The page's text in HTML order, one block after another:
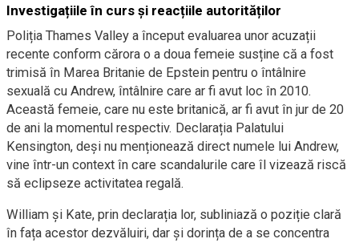
Investigațiile în curs și reacțiile autorităților
Poliția Thames Valley a început evaluarea unor acuzații
recente conform cărora o a doua femeie susține că a fost
trimisă în Marea Britanie de Epstein pentru o întâlnire
sexuală cu Andrew, întâlnire care ar fi avut loc în 2010.
Această femeie, care nu este britanică, ar fi avut în jur de 20
de ani la momentul respectiv. Declarația Palatului
Kensington, deși nu menționează direct numele lui Andrew,
vine într-un context în care scandalurile care îl vizează riscă
să eclipseze activitatea regală.
William și Kate, prin declarația lor, subliniază o poziție clară
în fața acestor dezvăluiri, dar și dorința de a se concentra